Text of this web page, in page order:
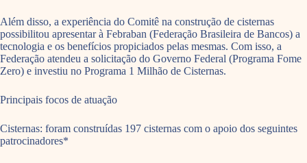
Além disso, a experiência do Comitê na construção de cisternas
possibilitou apresentar à Febraban (Federação Brasileira de Bancos) a
tecnologia e os benefícios propiciados pelas mesmas. Com isso, a
Federação atendeu a solicitação do Governo Federal (Programa Fome
Zero) e investiu no Programa 1 Milhão de Cisternas.
Principais focos de atuação
Cisternas: foram construídas 197 cisternas com o apoio dos seguintes
patrocinadores*